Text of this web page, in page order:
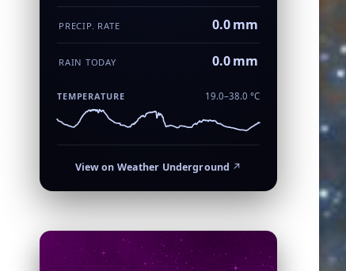
PRECIP. RATE 0.0 mm
RAIN TODAY 0.0 mm
TEMPERATURE 19.0–38.0 °C
View on Weather Underground ↗